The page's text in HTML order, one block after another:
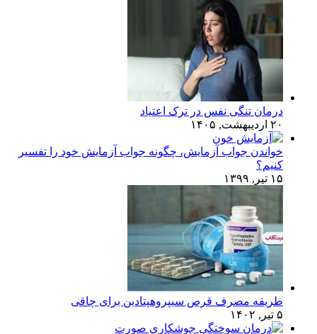
درمان تنگی نفس در ترک اعتیاد
۲۰ اردیبهشت, ۱۴۰۵
خواندن جواب آزمایش، چگونه جواب آزمایش خود را تفسیر
کنیم؟
۱۵ تیر, ۱۳۹۹
طریقه مصرف قرص سیپروهپتادین برای چاقی
۵ تیر, ۱۴۰۲